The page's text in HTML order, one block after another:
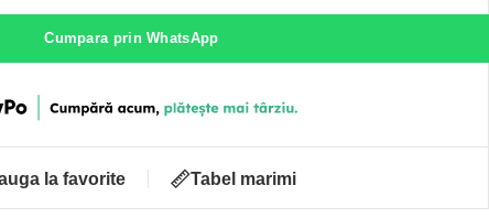
Cumpara prin WhatsApp
la favorite Tabel marimi